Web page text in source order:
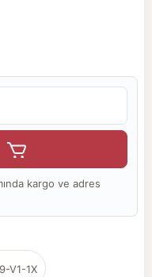
kargo ve adres
V1-1X